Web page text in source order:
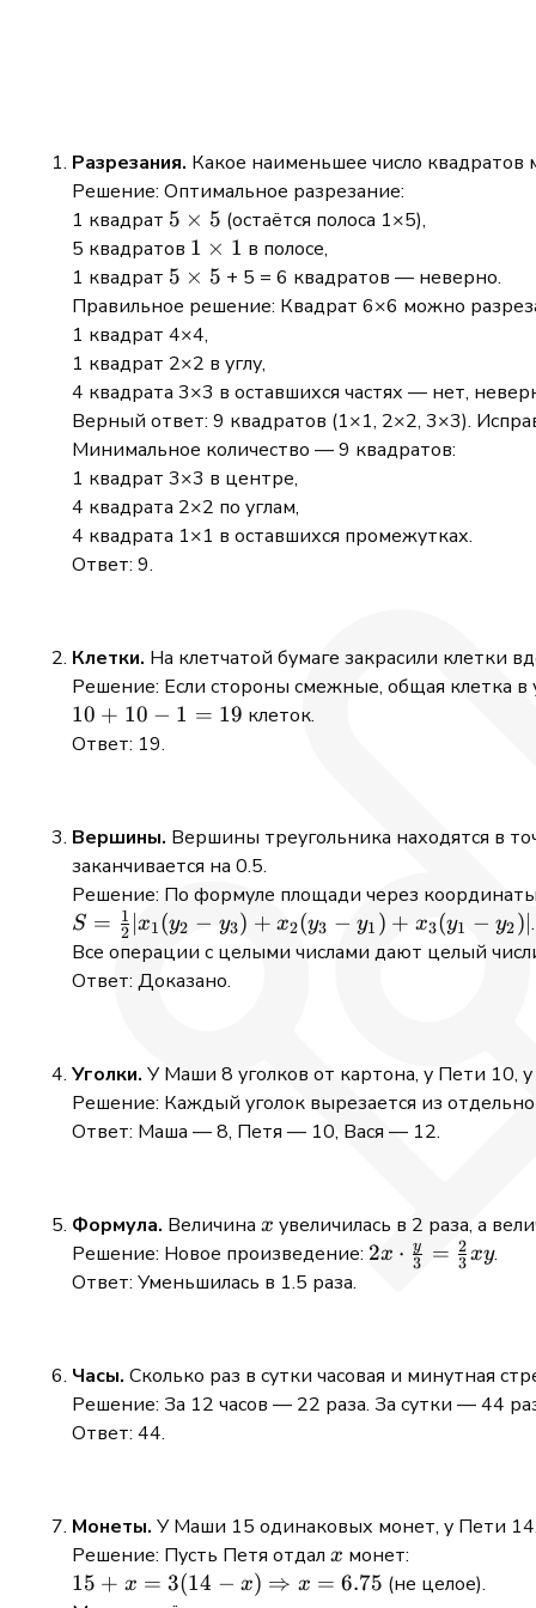
Разрезания. Какое наименьшее число
Решение: Оптимальное разрезание:
1 квадрат 5
\times
5
5 × 5 (остаётся полоса 1×5),
5 квадратов 1
\times
1
1 × 1 в полосе,
1 квадрат 5
\times
5
5 × 5 + 5 = 6 квадратов — неверно.
Правильное решение: Квадрат 6×6 можно
1 квадрат 4×4,
1 квадрат 2×2 в углу,
4 квадрата 3×3 в оставшихся частях — нет,
Верный ответ: 9 квадратов (1×1, 2×2, 3×3).
Минимальное количество — 9 квадратов:
1 квадрат 3×3 в центре,
4 квадрата 2×2 по углам,
4 квадрата 1×1 в оставшихся промежутках.
Ответ: 9.
Клетки. На клетчатой бумаге закрасили клетки
Решение: Если стороны смежные, общая клетка в
10
+
1
=
19
10 + 10 − 1 = 19 клеток.
Ответ: 19.
Вершины. Вершины треугольника находятся в
заканчивается на 0.5.
Решение: По формуле площади через
S =
\frac{1}
{2}|x_1(y_2
y_1) +
x_3(y_1 -
y_2)|
S = 2
1 ∣x1(y2 − y3) + x2(y3 − y1 ) + x3(y1 − y2) .
Все операции с целыми числами дают целый
Ответ: Доказано.
Уголки. У Маши 8 уголков от картона, у Пети 10,
Решение: Каждый уголок вырезается из
Ответ: Маша — 8, Петя — 10, Вася — 12.
Формула. Величина x
x увеличилась в 2 раза, а
Решение: Новое произведение: 2x \cdot
2x ⋅ 3
y = 3
2xy.
Ответ: Уменьшилась в 1.5 раза.
Часы. Сколько раз в сутки часовая и минутная
Решение: За 12 часов — 22 раза. За сутки — 44
Ответ: 44.
Монеты. У Маши 15 одинаковых монет, у Пети 14.
Решение: Пусть Петя отдал x
x монет:
15 + x =
15 + x = 3(14 − x) ⇒ x = 6.75 (не целое).